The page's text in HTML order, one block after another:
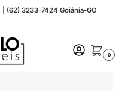
(62) 3233-7424 Goiânia-GO
0
aço st de clubes esportivos df”